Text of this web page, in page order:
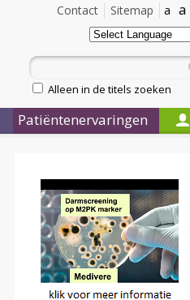
a
a
Sitemap
Contact
Alleen in de titels zoeken
Patiëntenervaringen